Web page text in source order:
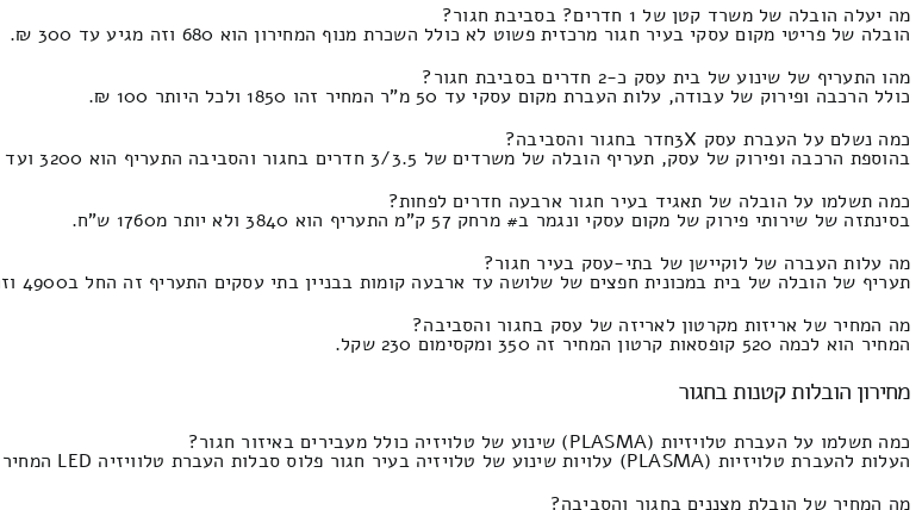
מה יעלה הובלה של משרד קטן של 1 חדרים? בסביבת חגור?
הובלה של פריטי מקום עסקי בעיר חגור מרכזית פשוט לא כולל השכרת מנוף המחירון הוא 680 וזה מגיע עד 300 ₪.
מהו התעריף של שינוע של בית עסק כ-2 חדרים בסביבת חגור?
כולל הרכבה ופירוק של עבודה, עלות העברת מקום עסקי עד 50 מ"ר המחיר זהו 1850 ולכל היותר 100 ₪.
כמה נשלם על העברת עסק 3Xחדר בחגור והסביבה?
בהוספת הרכבה ופירוק של עסק, תעריף הובלה של משרדים של 3/3.5 חדרים בחגור והסביבה התעריף הוא 3200 ועד 1280 ש"ח.
כמה תשלמו על הובלה של תאגיד בעיר חגור ארבעה חדרים לפחות?
בסינתזה של שירותי פירוק של מקום עסקי ונגמר ב# מרחק 57 ק"מ התעריף הוא 3840 ולא יותר מ1760 ש"ח.
מה עלות העברה של לוקיישן של בתי-עסק בעיר חגור?
תעריף של הובלה של בית במכונית חפצים של שלושה עד ארבעה קומות בבניין בתי עסקים התעריף זה החל ב4900 וזה מגיע עד 8100 שקלים.
מה המחיר של אריזות מקרטון לאריזה של עסק בחגור והסביבה?
המחיר הוא לכמה 520 קופסאות קרטון המחיר זה 350 ומקסימום 230 שקל.
מחירון הובלות קטנות בחגור
כמה תשלמו על העברת טלויזיות (PLASMA) שינוע של טלויזיה כולל מעבירים באיזור חגור?
העלות להעברת טלויזיות (PLASMA) עלויות שינוע של טלויזיה בעיר חגור פלוס סבלות העברת טלוויזיה LED המחיר זה 290 שקלים חדשים וזה מגיע עד 180 שקלים חדשים.
מה המחיר של הובלת מצננים בחגור והסביבה?